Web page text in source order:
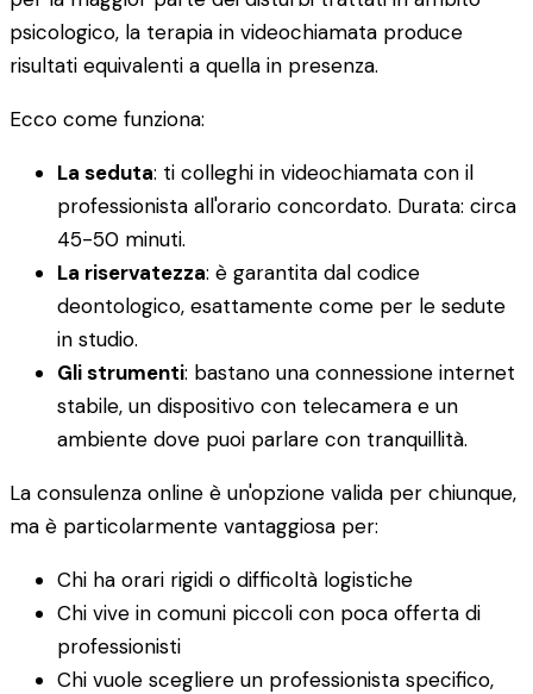
psicologico, la terapia in videochiamata produce
risultati equivalenti a quella in presenza.
Ecco come funziona:
La seduta: ti colleghi in videochiamata con il
professionista all'orario concordato. Durata: circa
45-50 minuti.
La riservatezza: è garantita dal codice
deontologico, esattamente come per le sedute
in studio.
Gli strumenti: bastano una connessione internet
stabile, un dispositivo con telecamera e un
ambiente dove puoi parlare con tranquillità.
La consulenza online è un'opzione valida per chiunque,
ma è particolarmente vantaggiosa per:
Chi ha orari rigidi o difficoltà logistiche
Chi vive in comuni piccoli con poca offerta di
professionisti
Chi vuole scegliere un professionista specifico,